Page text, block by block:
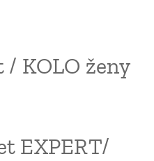
/ KOLO ženy
EXPERT/